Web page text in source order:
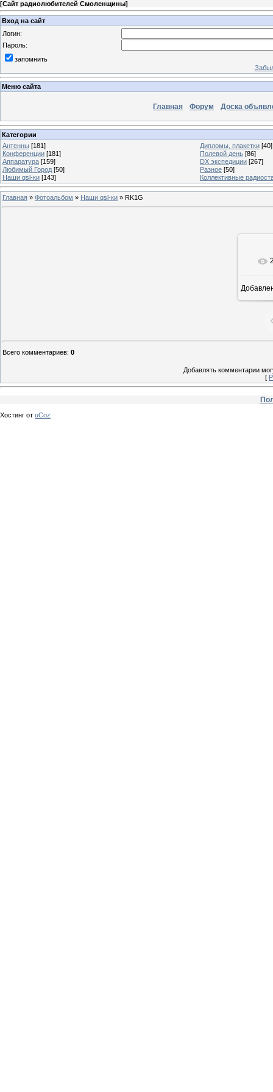
[Сайт радиолюбителей Смоленщины]
Вход на сайт
Логин:
Пароль:
запомнить
Меню сайта
Главная Форум Доска
Категории
Антенны [181] Дипломы, плакетки [40]
Конференции [181] Полевой день [86]
Аппаратура [159] DX экспедиции [267]
Любимый Город [50] Разное [50]
Наши qsl-ки [143] Коллективные
Главная » Фотоальбом » Наши qsl-ки » RK1G
Всего комментариев: 0
Добавлять комментарии
[
Хостинг от uCoz